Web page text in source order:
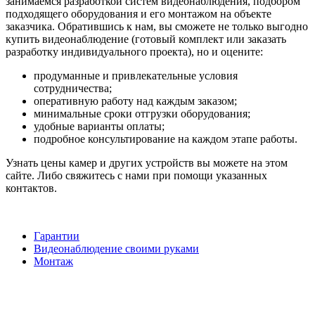
подходящего оборудования и его монтажом на объекте
заказчика. Обратившись к нам, вы сможете не только выгодно
купить видеонаблюдение (готовый комплект или заказать
разработку индивидуального проекта), но и оцените:
продуманные и привлекательные условия
сотрудничества;
оперативную работу над каждым заказом;
минимальные сроки отгрузки оборудования;
удобные варианты оплаты;
подробное консультирование на каждом этапе работы.
Узнать цены камер и других устройств вы можете на этом
сайте. Либо свяжитесь с нами при помощи указанных
контактов.
Гарантии
Видеонаблюдение своими руками
Монтаж